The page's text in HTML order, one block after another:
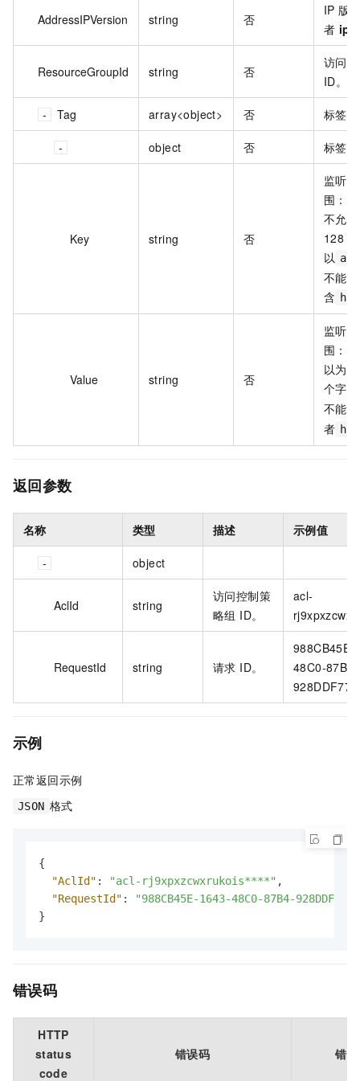
AddressIPVersion string 否
IP 版
者
ResourceGroupId string 否
访问
ID。
Tag array<object> 否 标签
object 否 标签
Key string 否
监听
围：
不允
128
以
不能包
含
Value string 否
监听
围：
以为
个字
不能
者
返回参数
名称 类型 描述 示例值
object
AclId string
访问控制策
略组 ID。
acl-
RequestId string 请求 ID。
988CB45E-
48C0-87B4-
示例
正常返回示例
JSON 格式
{
"AclId" : "acl-rj9xpxzcwxrukois****" ,
"RequestId" :
"988CB45E-1643-48C0-87B4-
}
错误码
HTTP
status
code
错误码 错